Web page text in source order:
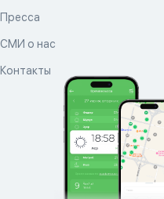
Пресса
СМИ о нас
Контакты